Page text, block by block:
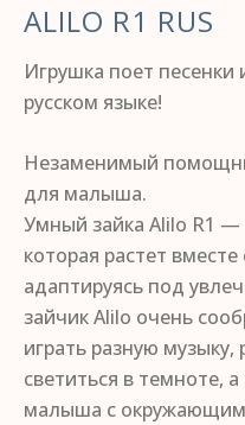
ALILO R1 RUS
Игрушка поет песенки
русском языке!
Незаменимый
для малыша.
Умный зайка Alilo R1 —
которая растет
адаптируясь под
зайчик Alilo очень
играть разную музыку,
светиться в темноте,
малыша с